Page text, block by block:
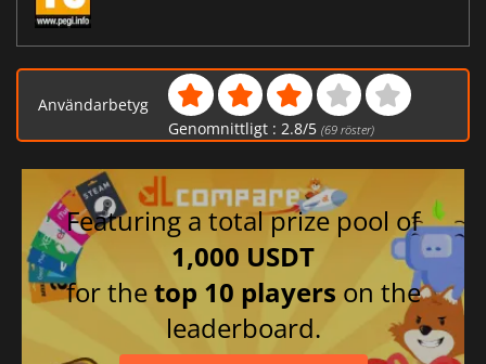
Användarbetyg
Genomnittligt : 2.8/5 (69röster)
Featuring a total prize pool of
1,000 USDT
for thetop 10 players on the
leaderboard.